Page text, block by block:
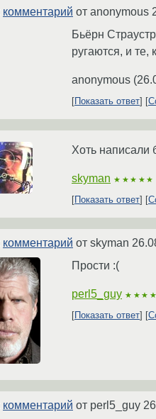
комментарий от anonymous
Бьёрн
ругаются, и те,
anonymous (
Показать ответ
Хоть написали
skyman ★★★★★
Показать ответ
комментарий от skyman
Прости :(
perl5_guy
Показать ответ
комментарий от perl5_guy